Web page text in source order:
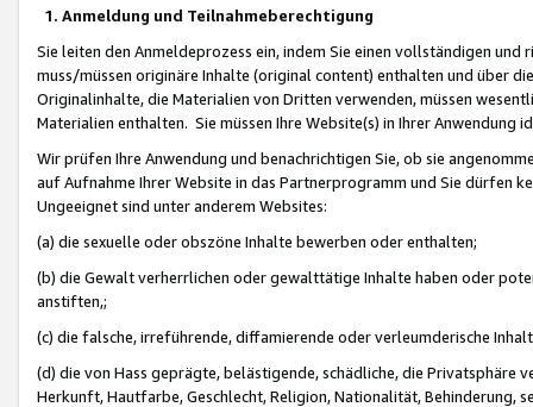
1. Anmeldung und Teilnahmeberechtigung
Sie leiten den Anmeldeprozess ein, indem Sie einen vollständigen
muss/müssen originäre Inhalte (original content) enthalten und über
Originalinhalte, die Materialien von Dritten verwenden, müssen
Materialien enthalten. Sie müssen Ihre Website(s) in Ihrer Anwendung
Wir prüfen Ihre Anwendung und benachrichtigen Sie, ob sie
auf Aufnahme Ihrer Website in das Partnerprogramm und Sie dürfen
Ungeeignet sind unter anderem Websites:
(a) die sexuelle oder obszöne Inhalte bewerben oder enthalten;
(b) die Gewalt verherrlichen oder gewalttätige Inhalte haben oder
anstiften,;
(c) die falsche, irreführende, diffamierende oder verleumderische
(d) die von Hass geprägte, belästigende, schädliche, die Privatsphäre
Herkunft, Hautfarbe, Geschlecht, Religion, Nationalität, Behinderung,